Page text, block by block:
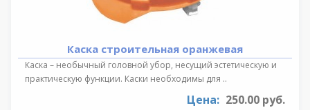
Каска строительная оранжевая
Каска – необычный головной убор, несущий эстетическую и
практическую функции. Каски необходимы для ..
Цена: 250.00 руб.